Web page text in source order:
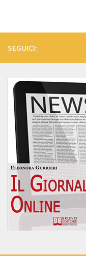
SEGUICI: